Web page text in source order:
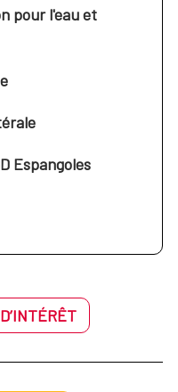
pour l'eau et
Espangoles